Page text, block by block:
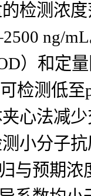
检测浓
ng/
）和定
检测低
心法减
小分子
与预期浓